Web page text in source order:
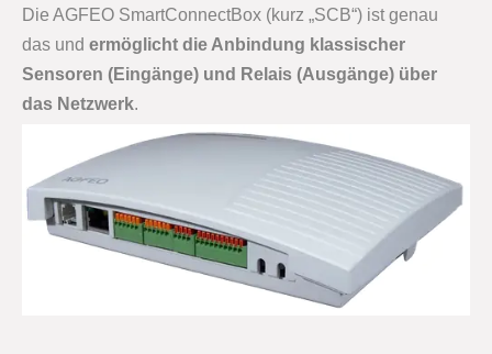
Die AGFEO SmartConnectBox (kurz „SCB“) ist genau
das und ermöglicht die Anbindung klassischer
Sensoren (Eingänge) und Relais (Ausgänge) über
das Netzwerk.